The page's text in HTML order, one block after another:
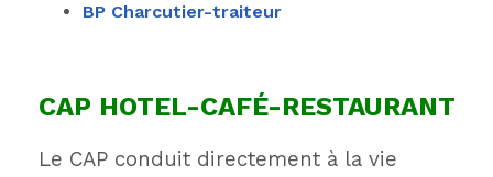
BP Charcutier-traiteur
CAP HOTEL-CAFÉ-RESTAURANT
Le CAP conduit directement à la vie